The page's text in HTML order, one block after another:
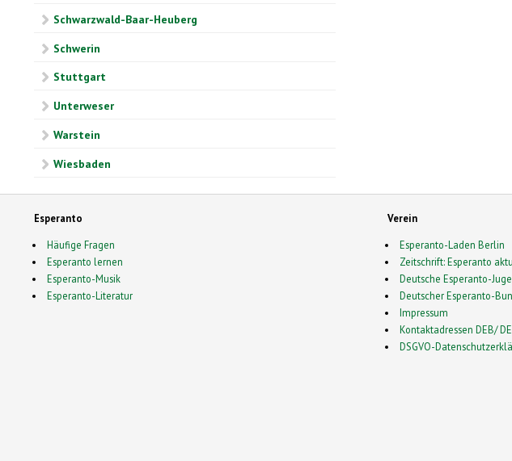
Schwarzwald-Baar-Heuberg
Schwerin
Stuttgart
Unterweser
Warstein
Wiesbaden
Esperanto
Häufige Fragen
Esperanto lernen
Esperanto-Musik
Esperanto-Literatur
Verein
Esperanto-Laden Berlin
Zeitschrift: Esperanto
Deutsche Esperanto-
Deutscher Esperanto-
Impressum
Kontaktadressen DEB/
DSGVO-